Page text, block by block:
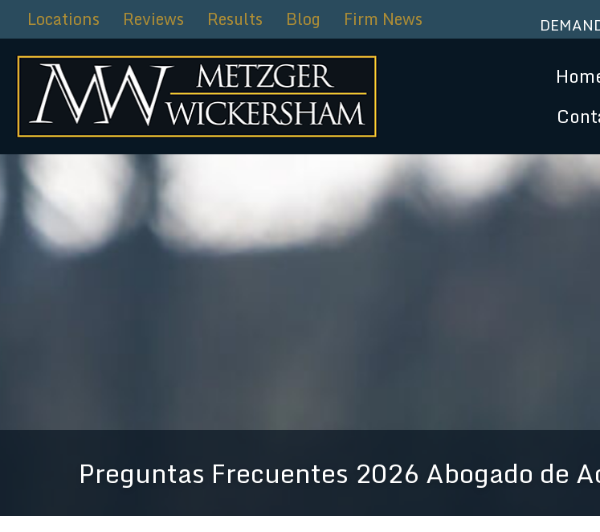
contenido
Locations Reviews Results Blog Firm News
Preguntas Frecuentes 2026 Abogado de